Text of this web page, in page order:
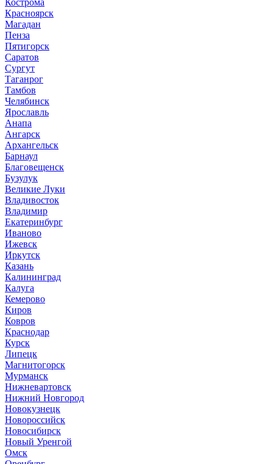
Кострома
Красноярск
Магадан
Пенза
Пятигорск
Саратов
Сургут
Таганрог
Тамбов
Челябинск
Ярославль
Анапа
Ангарск
Архангельск
Барнаул
Благовещенск
Бузулук
Великие Луки
Владивосток
Владимир
Екатеринбург
Иваново
Ижевск
Иркутск
Казань
Калининград
Калуга
Кемерово
Киров
Ковров
Краснодар
Курск
Липецк
Магнитогорск
Мурманск
Нижневартовск
Нижний Новгород
Новокузнецк
Новороссийск
Новосибирск
Новый Уренгой
Омск